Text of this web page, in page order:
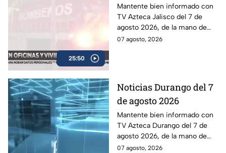
25:50
Mantente bien informado con
TV Azteca Jalisco del 7 de
agosto 2026, de la mano de
Ricardo García.
07 agosto, 2026
Noticias Durango del 7
de agosto 2026
Mantente bien informado con
TV Azteca Durango del 7 de
agosto 2026, de la mano de
Aarón Amador Mier.
07 agosto, 2026